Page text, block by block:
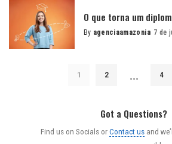
O que torna um
Posted
By agenciaamazonia 7 de
1 2 … 4
Got a Questions?
Find us on Socials orContact us and